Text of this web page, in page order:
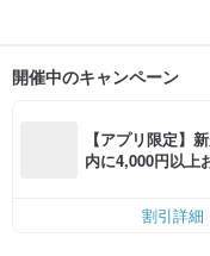
「OM ハンドメイド」は、旅
再びペンを取りました。前
し、旅をインスピレーション
的な手作業によるシルクス
開催中のキャンペーン
【アプリ限定】
内に4,000円以上
割引詳細